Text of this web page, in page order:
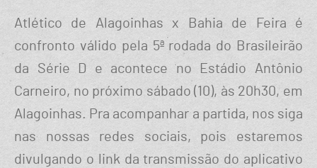
Atlético de Alagoinhas x Bahia de Feira é
confronto válido pela 5ª rodada do Brasileirão
da Série D e acontece no Estádio Antônio
Carneiro, no próximo sábado (10), às 20h30, em
Alagoinhas. Pra acompanhar a partida, nos siga
nas nossas redes sociais, pois estaremos
divulgando o link da transmissão do aplicativo